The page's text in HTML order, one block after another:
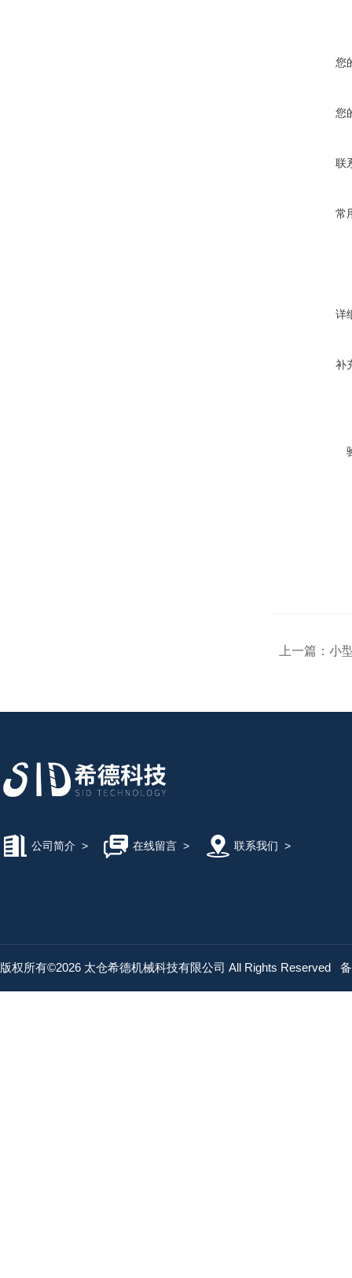
您
您
联
常
详
补
上一篇： 小
公司简介 > 在线留言> 联系我们 >
版权所有©2026 太仓希德机械科技有限公司 All Rights Reserved